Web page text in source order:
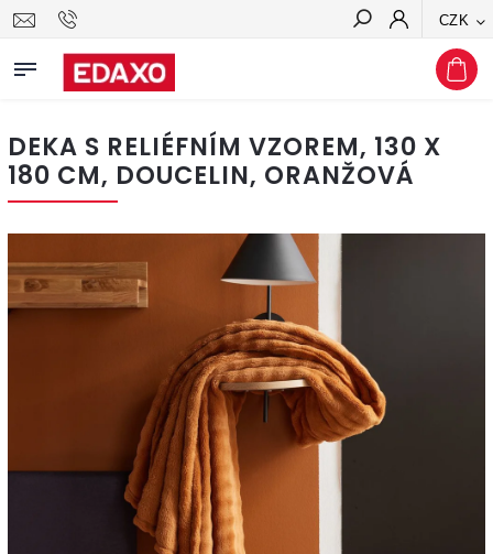
CZK
Hledat
DEKA S RELIÉFNÍM VZOREM, 130 X
180 CM, DOUCELIN, ORANŽOVÁ